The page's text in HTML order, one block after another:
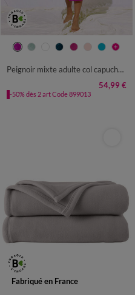
34/36 38/40 42/44
46/48
Peignoir mixte adulte col capuche - éponge bouclette 380 g/m²
54,99 €
-50% dès 2 art Code 899013
Fabriqué en France